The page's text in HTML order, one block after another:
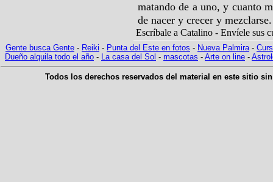
matando de a uno, y cuanto
de nacer y crecer y
Escríbale a Catalino - Envíele sus
Gente busca Gente - Reiki - Punta del Este en fotos - Nueva Palmira-
Dueño alquila todo el año - La casa del Sol - mascotas - Arte on line -
Todos los derechos reservados del material en este sitio